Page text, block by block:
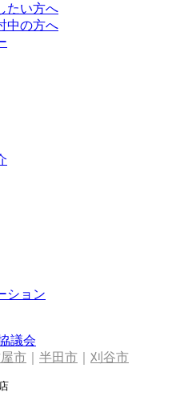
たい方へ
中の方へ
ション
市 半田市 刈谷市